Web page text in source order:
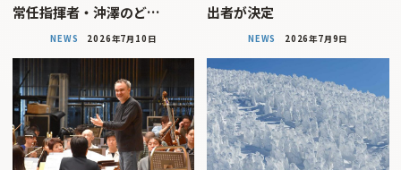
常任指揮者・沖澤のど…
NEWS 2026年7月10日
出者が決定
NEWS 2026年7月9日